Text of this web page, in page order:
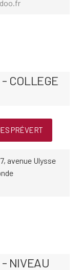
COLLEGE
PRÉVERT
avenue Ulysse
NIVEAU